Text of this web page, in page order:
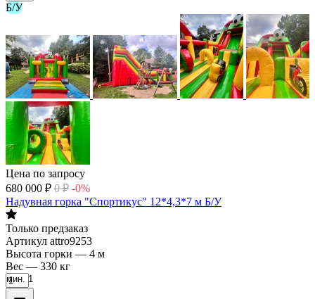
Б/У
Цена по запросу
680 000 ₽ 0 ₽ -0%
Надувная горка "Спортикус" 12*4,3*7 м Б/У
Только предзаказ
Артикул attro9253
Высота горки — 4 м
Вес — 330 кг
мин. 1